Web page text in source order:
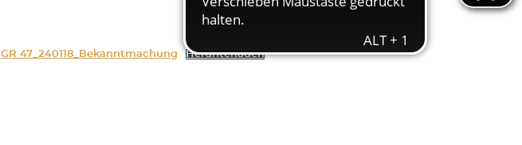
GR 47_240118_Bekanntmachung Herunterladen